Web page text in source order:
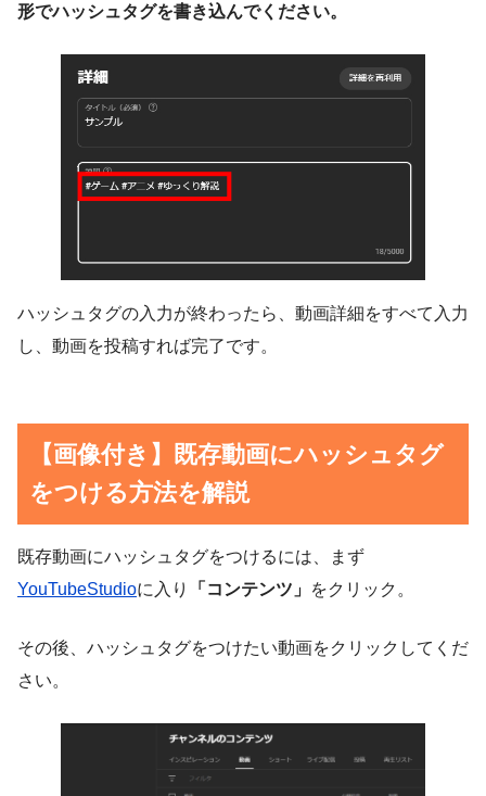
形でハッシュタグを書き込んでください。
ハッシュタグの入力が終わったら、動画詳細をすべて入力
し、動画を投稿すれば完了です。
【画像付き】既存動画にハッシュタグ
をつける方法を解説
既存動画にハッシュタグをつけるには、まず
YouTubeStudioに入り 「コンテンツ」 をクリック。
その後、ハッシュタグをつけたい動画をクリックしてくだ
さい。